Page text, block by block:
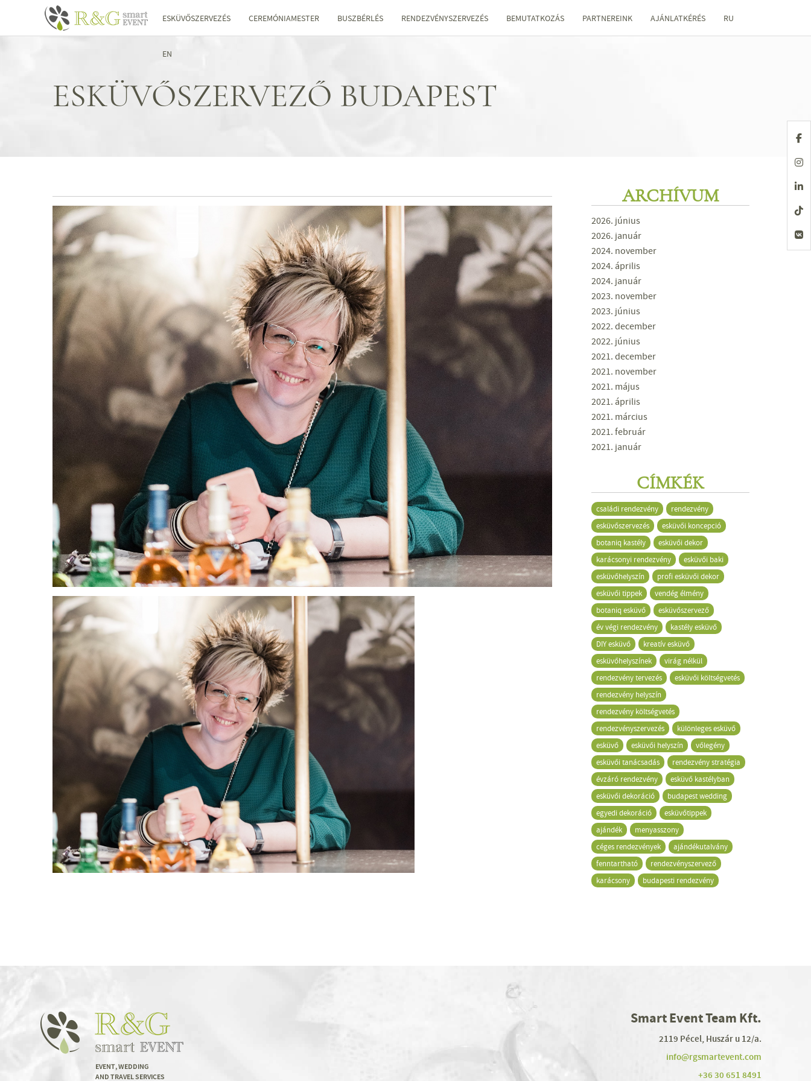
ESKÜVŐSZERVEZÉS CEREMÓNIAMESTER BUSZBÉRLÉS RENDEZVÉNYSZERVEZÉS BEMUTATKOZÁS PARTNEREINK AJÁNLATKÉRÉS RU
EN
ESKÜVŐSZERVEZŐ BUDAPEST
ARCHÍVUM
2026. június
2026. január
2024. november
2024. április
2024. január
2023. november
2023. június
2022. december
2022. június
2021. december
2021. november
2021. május
2021. április
2021. március
2021. február
2021. január
CÍMKÉK
családi rendezvény
rendezvény
esküvőszervezés
esküvői koncepció
botaniq kastély
esküvői dekor
karácsonyi rendezvény
esküvői baki
esküvőhelyszín
profi esküvői dekor
esküvői tippek
vendég élmény
botaniq esküvő
esküvőszervező
év végi rendezvény
kastély esküvő
DIY esküvő
kreatív esküvő
esküvőhelyszínek
virág nélkül
rendezvény tervezés
esküvői költségvetés
rendezvény helyszín
rendezvény költségvetés
rendezvényszervezés
különleges esküvő
esküvő
esküvői helyszín
vőlegény
esküvői tanácsadás
rendezvény stratégia
évzáró rendezvény
esküvő kastélyban
esküvői dekoráció
budapest wedding
egyedi dekoráció
esküvőtippek
ajándék
menyasszony
céges rendezvények
ajándékutalvány
fenntartható
rendezvényszervező
karácsony
budapesti rendezvény
Smart Event Team Kft.
2119 Pécel, Huszár u 12/a.
info@rgsmartevent.com
+36 30 651 8491